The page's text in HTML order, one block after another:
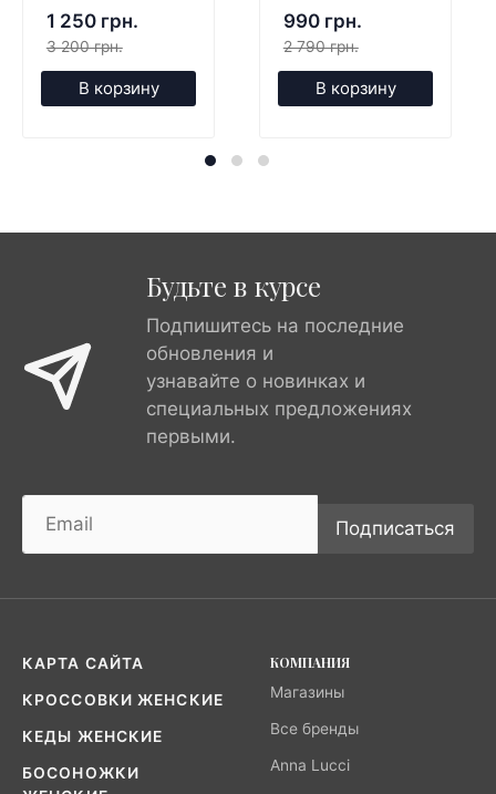
1 250 грн.
3 200 грн.
В корзину
990 грн.
2 790 грн.
В корзину
Будьте в курсе
Подпишитесь на последние
обновления и
узнавайте о новинках и
специальных предложениях
первыми.
Подписаться
КАРТА САЙТА
КРОССОВКИ ЖЕНСКИЕ
КЕДЫ ЖЕНСКИЕ
БОСОНОЖКИ
КОМПАНИЯ
Магазины
Все бренды
Anna Lucci